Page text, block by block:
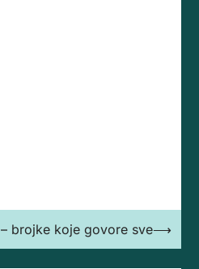
brojke koje govore sve⟶